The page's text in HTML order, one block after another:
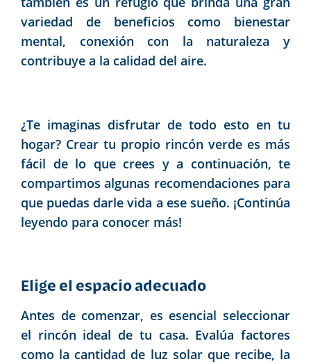
variedad de beneficios como bienestar
mental, conexión con la naturaleza y
contribuye a la calidad del aire.
¿Te imaginas disfrutar de todo esto en tu
hogar? Crear tu propio rincón verde es más
fácil de lo que crees y a continuación, te
compartimos algunas recomendaciones para
que puedas darle vida a ese sueño. ¡Continúa
leyendo para conocer más!
Elige el espacio adecuado
Antes de comenzar, es esencial seleccionar
el rincón ideal de tu casa. Evalúa factores
como la cantidad de luz solar que recibe, la